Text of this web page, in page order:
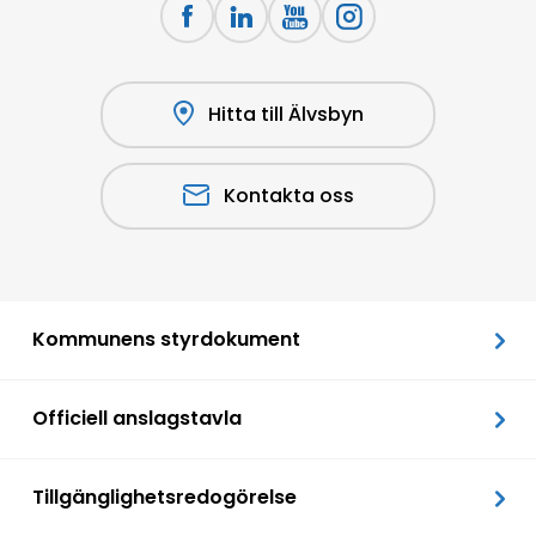
Hitta till Älvsbyn
Kontakta oss
Kommunens styrdokument
Officiell anslagstavla
Tillgänglighetsredogörelse